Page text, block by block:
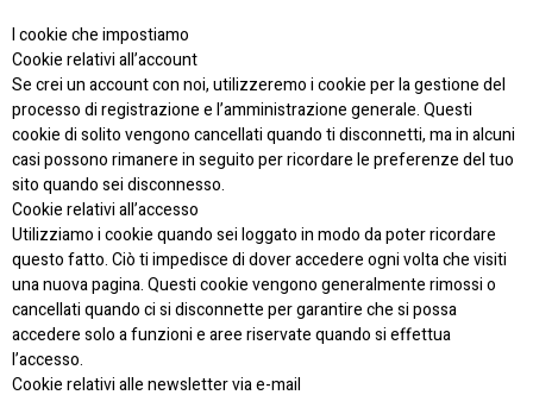
I cookie che impostiamo
Cookie relativi all’account
Se crei un account con noi, utilizzeremo i cookie per la gestione del
processo di registrazione e l’amministrazione generale. Questi
cookie di solito vengono cancellati quando ti disconnetti, ma in alcuni
casi possono rimanere in seguito per ricordare le preferenze del tuo
sito quando sei disconnesso.
Cookie relativi all’accesso
Utilizziamo i cookie quando sei loggato in modo da poter ricordare
questo fatto. Ciò ti impedisce di dover accedere ogni volta che visiti
una nuova pagina. Questi cookie vengono generalmente rimossi o
cancellati quando ci si disconnette per garantire che si possa
accedere solo a funzioni e aree riservate quando si effettua
l’accesso.
Cookie relativi alle newsletter via e-mail